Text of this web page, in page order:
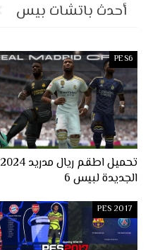
أحدث باتشات بيس
PES6
تحميل اطقم ريال مدريد 2024
الجديدة لبيس 6
PES 2017